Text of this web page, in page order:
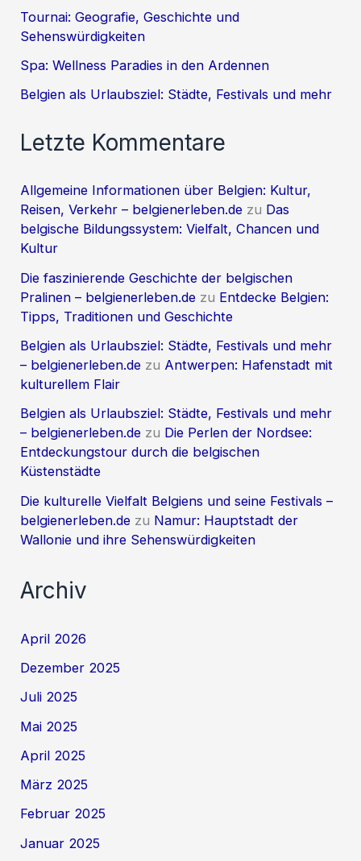
Tournai: Geografie, Geschichte und
Sehenswürdigkeiten
Spa: Wellness Paradies in den Ardennen
Belgien als Urlaubsziel: Städte, Festivals und mehr
Letzte Kommentare
Allgemeine Informationen über Belgien: Kultur,
Reisen, Verkehr – belgienerleben.de zu Das
belgische Bildungssystem: Vielfalt, Chancen und
Kultur
Die faszinierende Geschichte der belgischen
Pralinen – belgienerleben.de zu Entdecke Belgien:
Tipps, Traditionen und Geschichte
Belgien als Urlaubsziel: Städte, Festivals und mehr
– belgienerleben.de zu Antwerpen: Hafenstadt mit
kulturellem Flair
Belgien als Urlaubsziel: Städte, Festivals und mehr
– belgienerleben.de zu Die Perlen der Nordsee:
Entdeckungstour durch die belgischen
Küstenstädte
Die kulturelle Vielfalt Belgiens und seine Festivals –
belgienerleben.de zu Namur: Hauptstadt der
Wallonie und ihre Sehenswürdigkeiten
Archiv
April 2026
Dezember 2025
Juli 2025
Mai 2025
April 2025
März 2025
Februar 2025
Januar 2025